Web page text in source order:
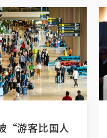
“游客比国人